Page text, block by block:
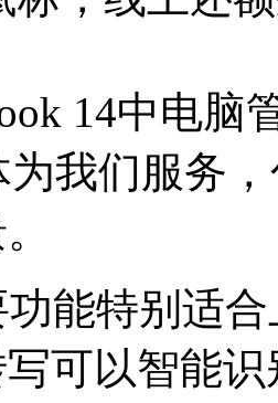
14中电脑
为我们服务
能特别适
可以智能